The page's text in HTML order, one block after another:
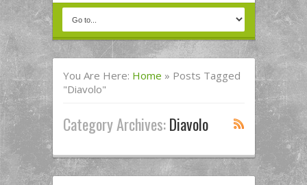
You Are Here: Home » Posts Tagged
"diavolo"
Category Archives:Diavolo